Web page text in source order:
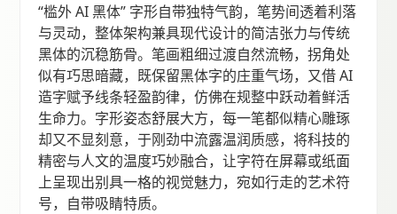
“槛外 AI 黑体” 字形自带独特气韵，笔势间透着利落
与灵动，整体架构兼具现代设计的简洁张力与传统
黑体的沉稳筋骨。笔画粗细过渡自然流畅，拐角处
似有巧思暗藏，既保留黑体字的庄重气场，又借 AI
造字赋予线条轻盈韵律，仿佛在规整中跃动着鲜活
生命力。字形姿态舒展大方，每一笔都似精心雕琢
却又不显刻意，于刚劲中流露温润质感，将科技的
精密与人文的温度巧妙融合，让字符在屏幕或纸面
上呈现出别具一格的视觉魅力，宛如行走的艺术符
号，自带吸睛特质。